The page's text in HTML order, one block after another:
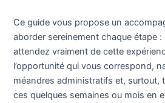
Ce guide vous propose un
aborder sereinement chaque étape
attendez vraiment de cette
l’opportunité qui vous correspond,
méandres administratifs et, surtout,
ces quelques semaines ou mois en